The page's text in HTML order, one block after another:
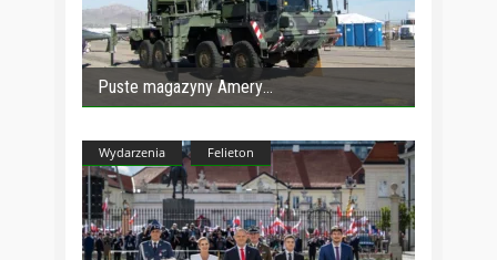
Puste magazyny Amery
Wydarzenia Felieton